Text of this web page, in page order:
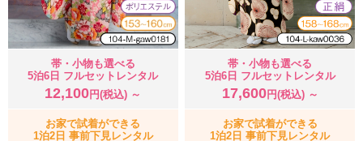
帯・小物も選べる
5泊6日 フルセットレンタル
12,100 円(税込) ～
お家で試着ができる
1泊2日 事前下見レンタル
帯・小物も選べる
5泊6日 フルセットレンタル
17,600円(税込) ～
お家で試着ができる
1泊2日 事前下見レンタル